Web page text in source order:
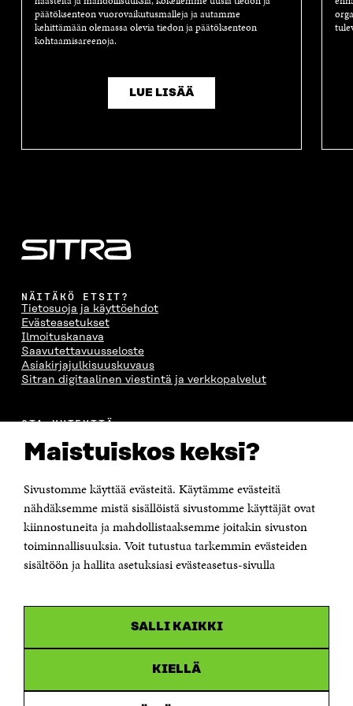
Maistuiskos keksi?
Sivustomme käyttää evästeitä. Käytämme evästeitä
nähdäksemme mistä sisällöistä sivustomme käyttäjät ovat
kiinnostuneita ja mahdollistaaksemme joitakin sivuston
toiminnallisuuksia. Voit tutustua tarkemmin evästeiden
sisältöön ja hallita asetuksiasi evästeasetus-sivulla
SALLI KAIKKI
KIELLÄ
A
A
S
A
päätöksenteon vuorovaikutusmalleja ja autamme
kehittämään olemassa olevia tiedon ja päätöksenteon
kohtaamisareenoja.
LUE LISÄÄ
NÄITÄKÖ ETSIT?
Tietosuoja ja käyttöehdot
Evästeasetukset
Ilmoituskanava
Saavutettavuusseloste
Asiakirjajulkisuuskuvaus
Sitran digitaalinen viestintä ja verkkopalvelut
OTA YHTEYTTÄ
Itämerenkatu 11-13, PL 160,
00181 Helsinki
Puhelin +358 294 618 991
Sähköpostiosoite
Saapumisohjeet
Y-tunnus 0202132-3
uudessa